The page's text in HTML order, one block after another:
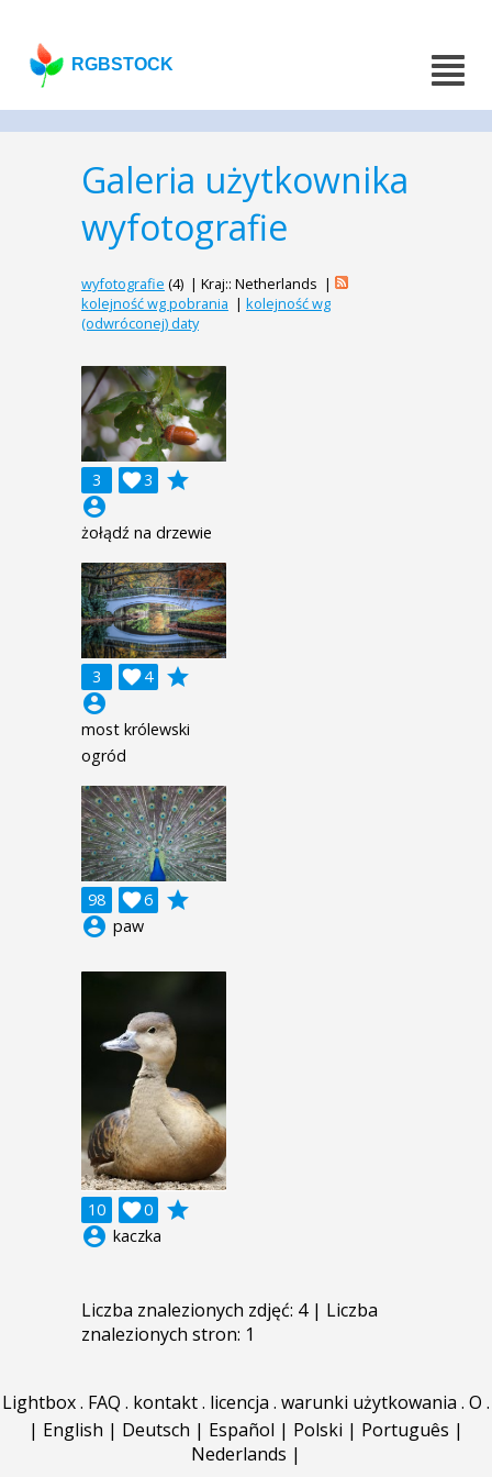
RGBSTOCK
Galeria użytkownika
wyfotografie
wyfotografie (4) | Kraj:: Netherlands |
kolejność wg pobrania | kolejność wg
(odwróconej) daty
3 3

grade
account_circle
żołądź na drzewie
3 4

grade
account_circle
most królewski
ogród
98 6

grade
account_circle paw
10 0

grade
account_circle kaczka
Liczba znalezionych zdjęć: 4 | Liczba
znalezionych stron: 1
Lightbox. FAQ . kontakt. licencja . warunki użytkowania . O .
| English | Deutsch | Español | Polski | Português |
Nederlands |